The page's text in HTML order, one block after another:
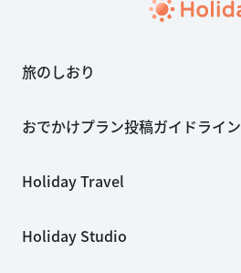
旅のしおり
おでかけプラン投稿ガイドライン
Holiday Travel
Holiday Studio